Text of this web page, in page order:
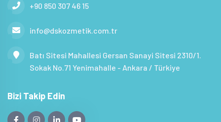
+90 850 307 46 15
info@dskozmetik.com.tr
Batı Sitesi Mahallesi Gersan Sanayi Sitesi 2310/1.
Sokak No.71 Yenimahalle - Ankara / Türkiye
Bizi Takip Edin